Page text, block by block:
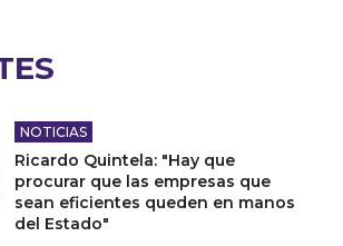
NOTICIAS
Ricardo Quintela: "Hay que
procurar que las empresas que
sean eficientes queden en manos
del Estado"